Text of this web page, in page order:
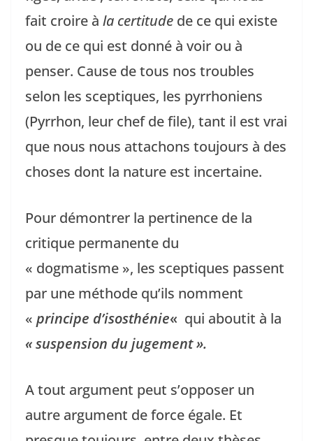
fait croire à la certitude de ce qui existe
ou de ce qui est donné à voir ou à
penser. Cause de tous nos troubles
selon les sceptiques, les pyrrhoniens
(Pyrrhon, leur chef de file), tant il est vrai
que nous nous attachons toujours à des
choses dont la nature est incertaine.
Pour démontrer la pertinence de la
critique permanente du
« dogmatisme », les sceptiques passent
par une méthode qu’ils nomment
« principe d’isosthénie« qui aboutit à la
« suspension du jugement ».
A tout argument peut s’opposer un
autre argument de force égale. Et